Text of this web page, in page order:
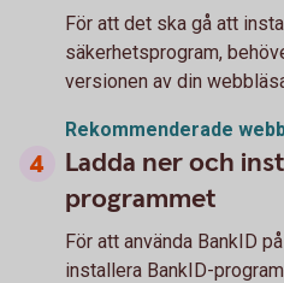
För att det ska gå att
säkerhetsprogram,
versionen av din
Rekommenderade
Ladda ner och
programmet
För att använda BankID
installera BankID-